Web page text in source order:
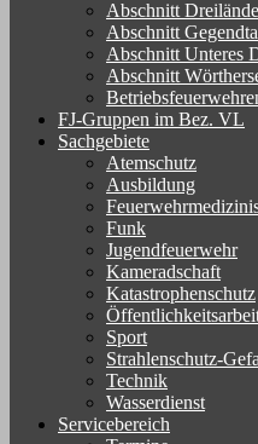
Abschnitt
Abschnitt
Abschnitt Unteres
Abschnitt
FJ-Gruppen im Bez. VL
Sachgebiete
Atemschutz
Ausbildung
Funk
Jugendfeuerwehr
Kameradschaft
Katastrophenschutz
Sport
Strahlenschutz-
Technik
Wasserdienst
Servicebereich